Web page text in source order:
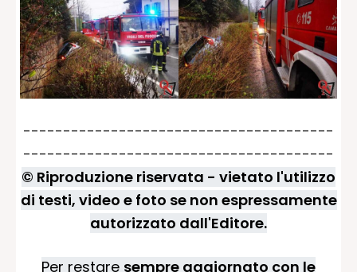
---------------------------------------
---------------------------------------
© Riproduzione riservata - vietato l'utilizzo
di testi, video e foto se non espressamente
autorizzato dall'Editore.
Per restare sempre aggiornato con le